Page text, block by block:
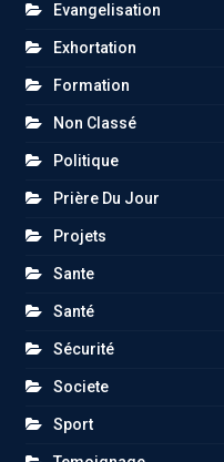
Evangelisation
Exhortation
Formation
Non Classé
Politique
Prière Du Jour
Projets
Sante
Santé
Sécurité
Societe
Sport